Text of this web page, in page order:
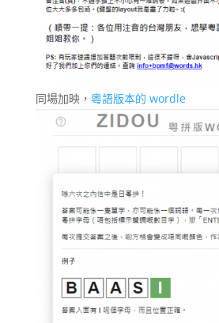
同場加映， 粵語版本的 wordle